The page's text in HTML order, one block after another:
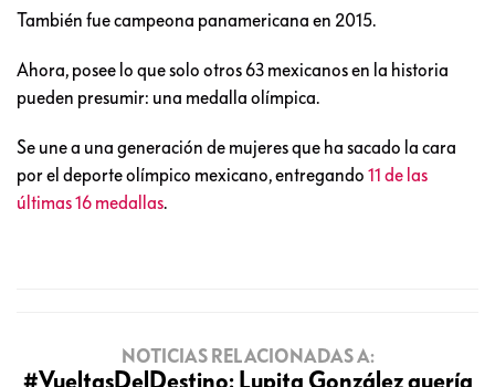
También fue campeona panamericana en 2015.
Ahora, posee lo que solo otros 63 mexicanos en la historia
pueden presumir: una medalla olímpica.
Se une a una generación de mujeres que ha sacado la cara
por el deporte olímpico mexicano, entregando 11 de las
últimas 16 medallas.
NOTICIAS RELACIONADAS A:
#VueltasDelDestino: Lupita González quería